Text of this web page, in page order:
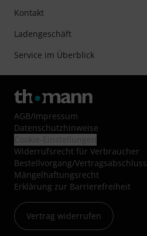
Kontakt
Ladengeschäft
Service im Überblick
AGB/Impressum
Datenschutzhinweise
Widerrufsrecht für Verbraucher
Bestellvorgang/Vertragsabschluss
Mängelhaftungsrecht
Erklärung zur Barrierefreiheit
Vertrag widerrufen